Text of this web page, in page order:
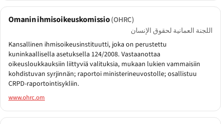
Omanin ihmisoikeuskomissio(OHRC)
اللجنة العمانية لحقوق الإنسان
Kansallinen ihmisoikeusinstituutti, joka on perustettu
kuninkaallisella asetuksella 124/2008. Vastaanottaa
oikeusloukkauksiin liittyviä valituksia, mukaan lukien vammaisiin
kohdistuvan syrjinnän; raportoi ministerineuvostolle; osallistuu
CRPD-raportointisykliin.
www.ohrc.om